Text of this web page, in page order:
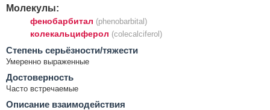
Молекулы:
фенобарбитал (phenobarbital)
колекальциферол (colecalciferol)
Cтепень серьёзности/тяжести
Умеренно выраженные
Достоверность
Часто встречаемые
Описание взаимодействия